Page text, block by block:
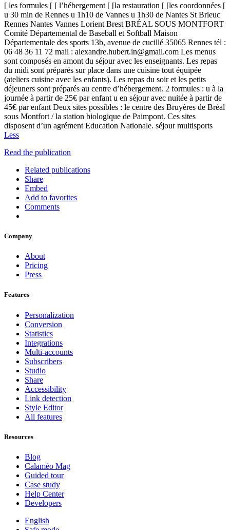
[ les formules [ [ l’hébergement [ [la restauration [ [les coordonnées [
u 30 min de Rennes u 1h10 de Vannes u 1h30 de Nantes St Brieuc
Rennes Nantes Vannes Lorient Brest BRÉAL SOUS MONTFORT
Comité Départemental de Baseball et Softball Maison
Départementale des sports 13b, avenue de cucillé 35065 Rennes tél :
06 48 36 11 72 mail : alexandre.hubert.in@gmail.com Les menus
sont composés en amont du séjour avec les enseignants. Les repas
du midi sont préparés sur place dans une cuisine tout équipée
(ateliers cuisine avec les enfants). Les repas du soir et les petits
déjeuners sont préparés au centre d’hébergement. 2 formules : u à la
journée à partir de 25€ par enfant u en séjour avec nuitée à partir de
45€ par enfant Deux sites possibles : le centre des Bruyères de Bréal
sous Montfort / la station biologique de Paimpont. Ces sites
disposent d’un agrément Education Nationale. séjour multisports
Less
Read the publication
Related publications
Share
Embed
Add to favorites
Comments
Company
About
Pricing
Press
Features
Personalization
Conversion
Statistics
Integrations
Multi-accounts
Subscribers
Studio
Share
Accessibility
Link detection
Style Editor
All features
Resources
Blog
Calaméo Mag
Guided tour
Case study
Help Center
Developers
English